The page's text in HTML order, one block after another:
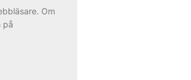
Om
på